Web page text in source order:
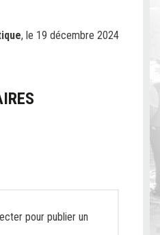
, le 19 décembre 2024
pour publier un